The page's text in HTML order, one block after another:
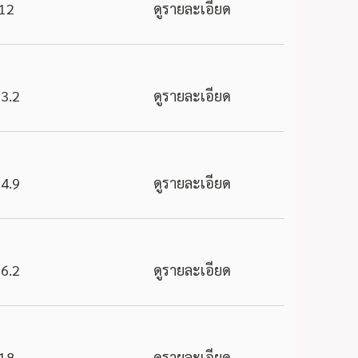
12 ดูรายละเอียด
ดูรายละเอียด
ดูรายละเอียด
ดูรายละเอียด